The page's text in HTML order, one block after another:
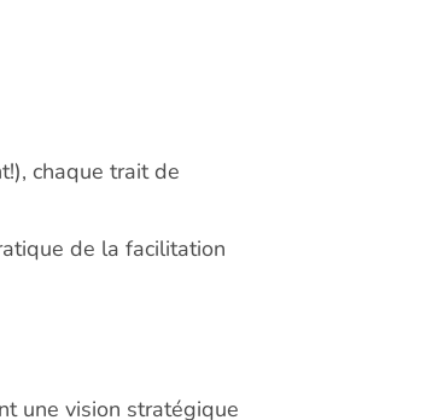
chaque trait de
de la facilitation
une vision stratégique